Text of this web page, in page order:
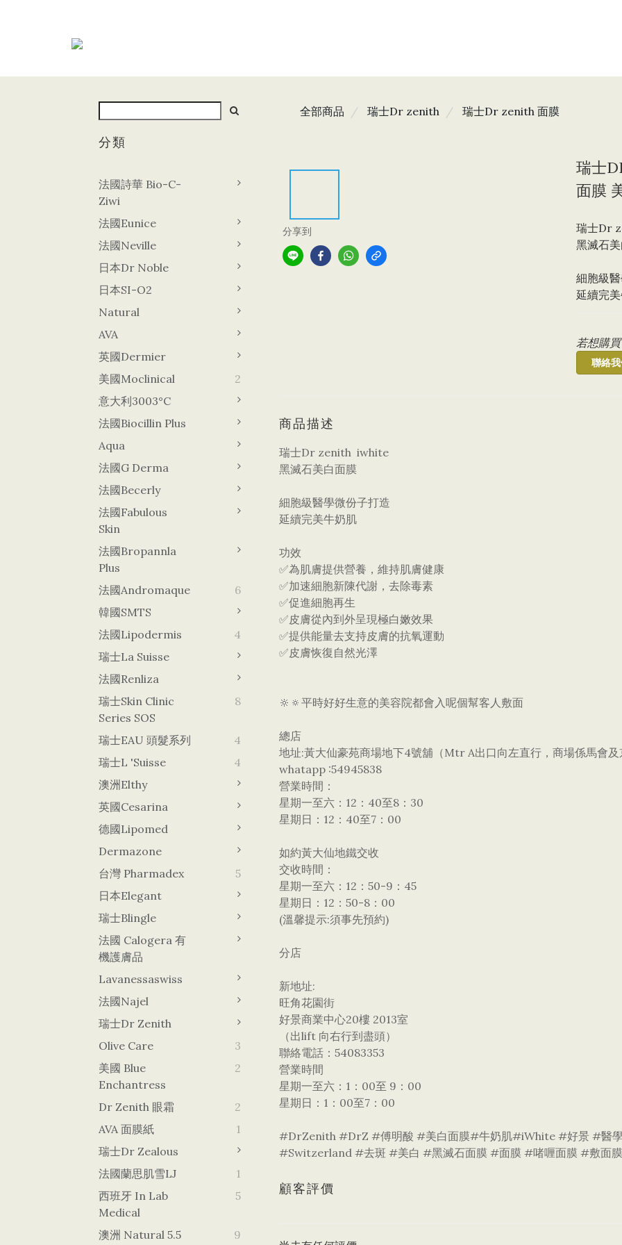
分類
法國詩華 Bio-C-
Ziwi
法國Eunice
法國Neville
日本Dr Noble
日本SI-O2
Natural
AVA
英國Dermier
美國Moclinical
2
意大利3003°C
法國Biocillin Plus
Aqua
法國G Derma
法國Becerly
法國Fabulous
Skin
法國Bropannla
Plus
法國Andromaque
6
韓國sMTS
法國Lipodermis
4
瑞士La Suisse
法國Renliza
瑞士Skin Clinic
Series SOS
8
瑞士EAU 頭髮系列
4
瑞士L 'Suisse
4
澳洲Elthy
英國Cesarina
德國lipomed
Dermazone
台灣 Pharmadex
5
日本Elegant
瑞士Blingle
法國 Calogera 有
機護膚品
Lavanessaswiss
法國Najel
瑞士Dr Zenith
Olive Care
3
美國 Blue
Enchantress
2
Dr Zenith 眼霜
2
AVA 面膜紙
1
瑞士Dr Zealous
法國蘭思肌雪LJ
1
西班牙 In Lab
Medical
5
澳洲 Natural 5.5
9
全部商品 瑞士Dr zenith 瑞士Dr zenith 面膜
分享到
瑞士
面膜
瑞士Dr
黑滅石
細胞級
延續完
若想購買
聯絡
商品描述
瑞士Dr zenith iwhite
黑滅石美白面膜
細胞級醫學微份子打造
延續完美牛奶肌
功效
✅為肌膚提供營養，維持肌膚健康
✅加速細胞新陳代謝，去除毒素
✅促進細胞再生
✅皮膚從內到外呈現極白嫩效果
✅提供能量去支持皮膚的抗氧運動
✅皮膚恢復自然光澤
🔆🔅平時好好生意的美容院都會入呢個幫客人敷面
總店
地址:黃大仙豪苑商場地下4號舖（Mtr A出口向左直行，商場係馬會及
whatapp :54945838
營業時間：
星期一至六：12：40至8：30
星期日：12：40至7：00
如約黃大仙地鐵交收
交收時間：
星期一至六：12：50-9：45
星期日：12：50-8：00
(溫馨提示:須事先預約)
分店
新地址:
旺角花園街
好景商業中心20樓 2013室
（出lift 向右行到盡頭）
聯絡電話：54083353
營業時間
星期一至六：1：00至 9：00
星期日：1：00至7：00
#DrZenith #DrZ #傅明酸 #美白面膜#牛奶肌#iWhite #好景 #醫
#Switzerland #去斑 #美白 #黑滅石面膜 #面膜 #啫喱面膜 #敷面
顧客評價